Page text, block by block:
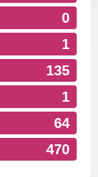
0
1
135
1
64
470